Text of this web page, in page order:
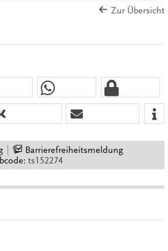
Zur Übersicht
Barrierefreiheitsmeldung
ts152274